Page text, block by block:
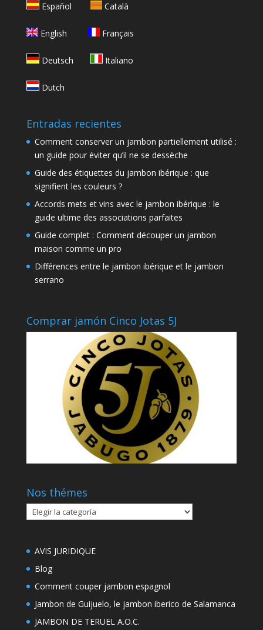
Español Català
English Français
Deutsch Italiano
Dutch
Entradas recientes
Comment conserver un jambon partiellement utilisé :
un guide pour éviter qu’il ne se dessèche
Guide des étiquettes du jambon ibérique : que
signifient les couleurs ?
Accords mets et vins avec le jambon ibérique : le
guide ultime des associations parfaites
Guide complet : Comment découper un jambon
maison comme un pro
Différences entre le jambon ibérique et le jambon
serrano
Comprar jamón Cinco Jotas 5J
Nos thémes
Nos
thémes
AVIS JURIDIQUE
Blog
Comment couper jambon espagnol
Jambon de Guijuelo, le jambon iberico de Salamanca
JAMBON DE TERUEL A.O.C.